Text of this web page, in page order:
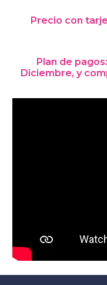
Precio con
Plan de
Diciembre, y